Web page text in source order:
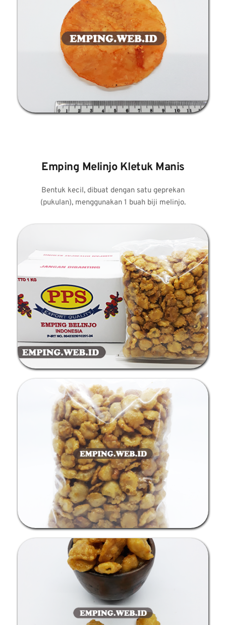
Emping Melinjo Kletuk Manis
(pukulan), menggunakan 1 buah biji melinjo.